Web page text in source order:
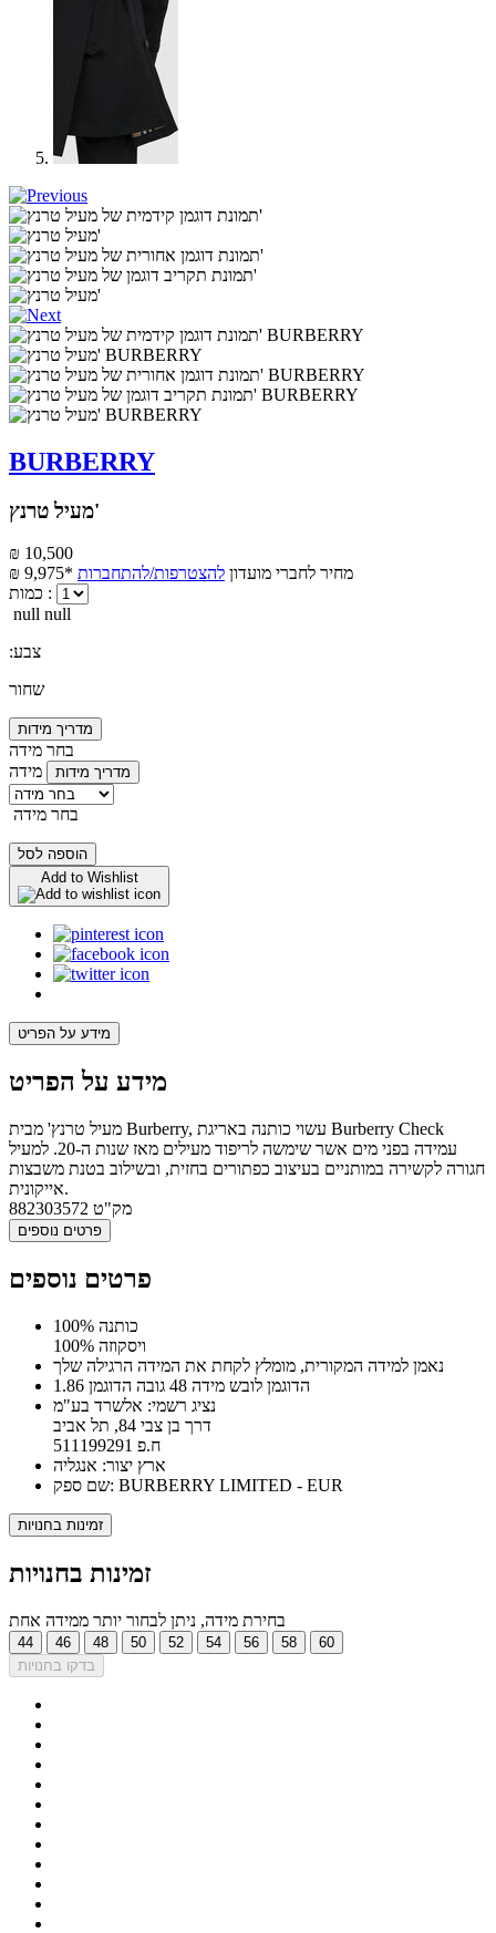
BURBERRY
מעיל טרנץ'
₪ 10,500
₪ 9,975*
מחיר לחברי מועדון להצטרפות/להתחברות
כמות :
null null
:צבע
שחור
מדריך מידות
בחר מידה
מידה
מדריך מידות
בחר מידה
הוספה לסל
Add to Wishlist
מידע על הפריט
מידע על הפריט
מעיל טרנץ' מבית Burberry, עשוי כותנה באריגת Burberry Check
עמידה בפני מים אשר שימשה לריפוד מעילים מאז שנות ה-20. למעיל
חגורה לקשירה במותניים בעיצוב כפתורים בחזית, ובשילוב בטנת משבצות
אייקונית.
מק"ט 882303572
פרטים נוספים
פרטים נוספים
100% כותנה
100% ויסקוזה
נאמן למידה המקורית, מומלץ לקחת את המידה הרגילה שלך
הדוגמן לובש מידה 48 גובה הדוגמן 1.86
נציג רשמי: אלשרד בע"מ
דרך בן צבי 84, תל אביב
ח.פ 511199291
ארץ יצור: אנגליה
שם ספק: BURBERRY LIMITED - EUR
זמינות בחנויות
זמינות בחנויות
בחירת מידה, ניתן לבחור יותר ממידה אחת
44 46 48 50 52 54 56 58
60
בדקו בחנויות